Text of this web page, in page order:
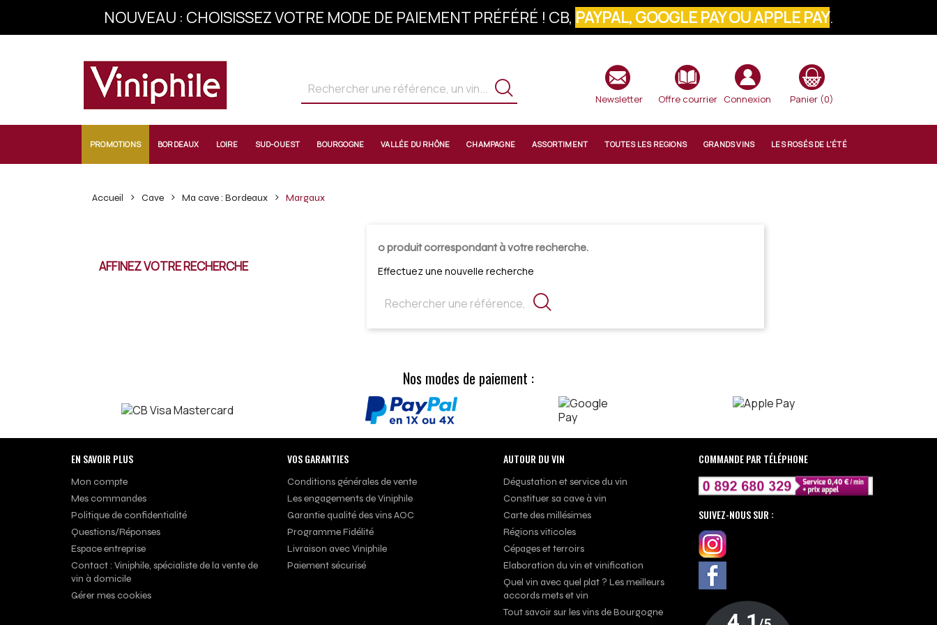
NOUVEAU : CHOISISSEZ VOTRE MODE DE PAIEMENT PRÉFÉRÉ ! CB, PAYPAL, GOOGLE PAY OU APPLE PAY.
Newsletter Offre courrier Connexion Panier (0)
PROMOTIONS BORDEAUX LOIRE SUD-OUEST BOURGOGNE VALLÉE DU RHÔNE CHAMPAGNE ASSORTIMENT TOUTES LES REGIONS GRANDS VINS LES ROSÉS DE L'ÉTÉ
Accueil Cave Ma cave : Bordeaux Margaux
AFFINEZ VOTRE RECHERCHE
0 produit correspondant à votre recherche.
Effectuez une nouvelle recherche
Nos modes de paiement :
EN SAVOIR PLUS
Mon compte
Mes commandes
Politique de confidentialité
Questions/Réponses
Espace entreprise
Contact : Viniphile, spécialiste de la vente de
vin à domicile
Gérer mes cookies
VOS GARANTIES
Conditions générales de vente
Les engagements de Viniphile
Garantie qualité des vins AOC
Programme Fidélité
Livraison avec Viniphile
Paiement sécurisé
AUTOUR DU VIN
Dégustation et service du vin
Constituer sa cave à vin
Carte des millésimes
Régions viticoles
Cépages et terroirs
Elaboration du vin et vinification
Quel vin avec quel plat ? Les meilleurs
accords mets et vin
Tout savoir sur les vins de Bourgogne
COMMANDE PAR TÉLÉPHONE
SUIVEZ-NOUS SUR :